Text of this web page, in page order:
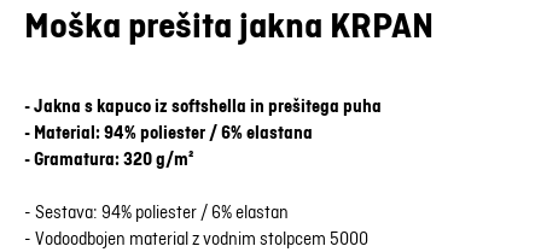
Moška prešita jakna KRPAN
- Jakna s kapuco iz softshella in prešitega puha
- Material: 94% poliester / 6% elastana
- Gramatura: 320 g/m²
- Sestava: 94% poliester / 6% elastan
- Vodoodbojen material z vodnim stolpcem 5000